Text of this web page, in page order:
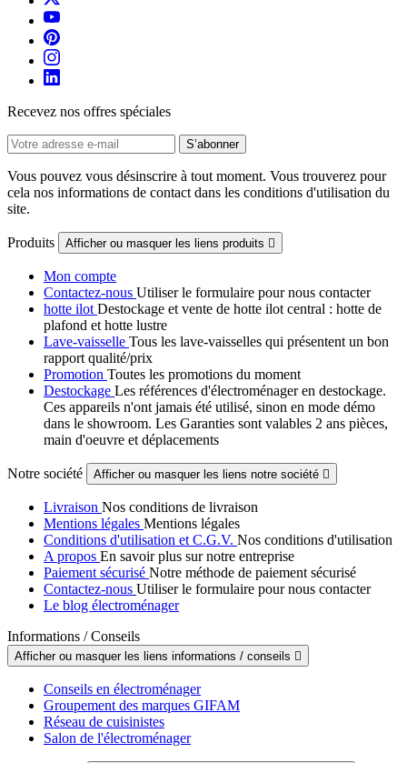
Recevez nos offres spéciales
Vous pouvez vous désinscrire à tout moment. Vous trouverez pour
cela nos informations de contact dans les conditions d'utilisation du
site.
Produits Afficher ou masquer les liens produits 
Mon compte
Contactez-nous Utiliser le formulaire pour nous contacter
hotte ilot Destockage et vente de hotte ilot central : hotte de
plafond et hotte lustre
Lave-vaisselle Tous les lave-vaisselles qui présentent un bon
rapport qualité/prix
Promotion Toutes les promotions du moment
Destockage Les références d'électroménager en destockage.
Ces appareils n'ont jamais été utilisé, sinon en mode démo
dans le showroom. Les Garanties sont valables 2 ans pièces,
main d'oeuvre et déplacements
Notre société Afficher ou masquer les liens notre société 
Livraison Nos conditions de livraison
Mentions légales Mentions légales
Conditions d'utilisation et C.G.V. Nos conditions d'utilisation
A propos En savoir plus sur notre entreprise
Paiement sécurisé Notre méthode de paiement sécurisé
Contactez-nous Utiliser le formulaire pour nous contacter
Le blog électroménager
Informations / Conseils
Afficher ou masquer les liens informations / conseils 
Conseils en électroménager
Groupement des marques GIFAM
Réseau de cuisinistes
Salon de l'électroménager